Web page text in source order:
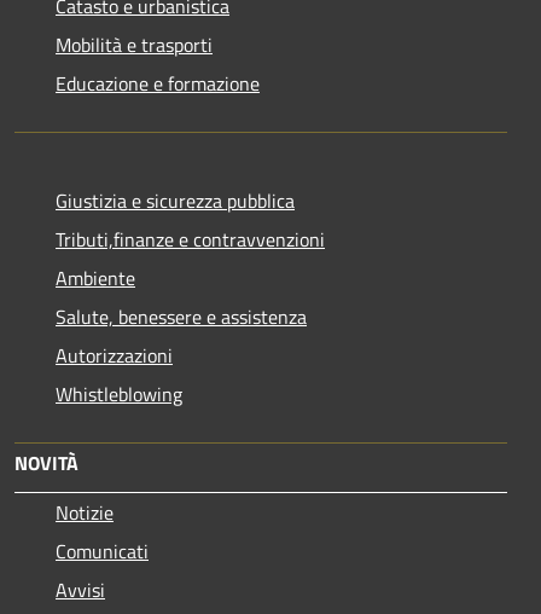
Catasto e urbanistica
Mobilità e trasporti
Educazione e formazione
Giustizia e sicurezza pubblica
Tributi,finanze e contravvenzioni
Ambiente
Salute, benessere e assistenza
Autorizzazioni
Whistleblowing
NOVITÀ
Notizie
Comunicati
Avvisi